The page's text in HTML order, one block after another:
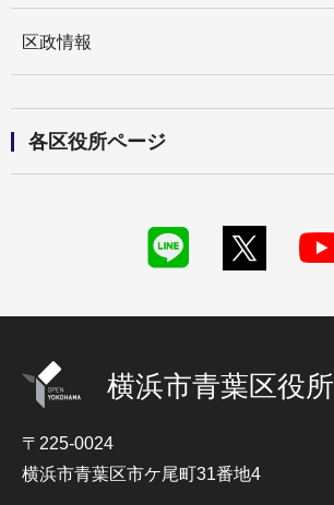
区政情報
各区役所ページ
横浜市青葉区役所
〒225-0024
横浜市青葉区市ケ尾町31番地4